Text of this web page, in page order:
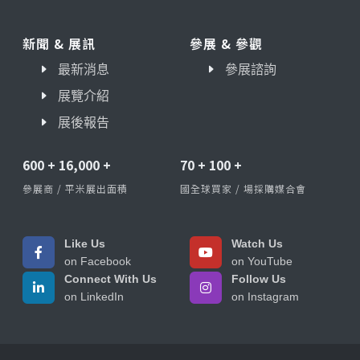
新聞 & 展訊
最新消息
展覽介紹
展後報告
參展 & 參觀
參展諮詢
600 + 16,000 +
參展商 / 平米展出面積
70 + 100 +
國全球買家 / 場採購媒合會
Like Us
on Facebook
Watch Us
on YouTube
Connect With Us
on LinkedIn
Follow Us
on Instagram